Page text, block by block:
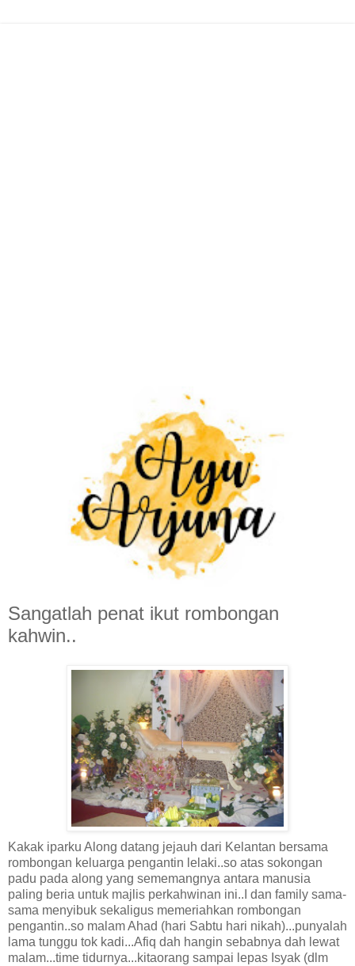
Sangatlah penat ikut rombongan
kahwin..
Kakak iparku Along datang jejauh dari Kelantan bersama
rombongan keluarga pengantin lelaki..so atas sokongan
padu pada along yang sememangnya antara manusia
paling beria untuk majlis perkahwinan ini..I dan family sama-
sama menyibuk sekaligus memeriahkan rombongan
pengantin..so malam Ahad (hari Sabtu hari nikah)...punyalah
lama tunggu tok kadi...Afiq dah hangin sebabnya dah lewat
malam...time tidurnya...kitaorang sampai lepas Isyak (dlm